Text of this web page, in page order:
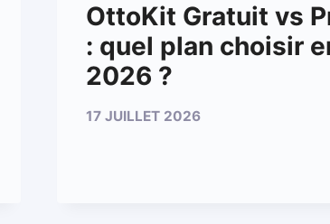
OttoKit Gratuit vs
: quel plan choisir
2026 ?
17 JUILLET 2026